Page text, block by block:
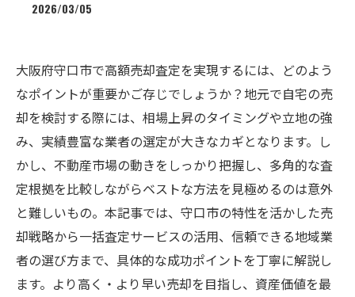
2026/03/05
大阪府守口市で高額売却査定を実現するには、どのよう
なポイントが重要かご存じでしょうか？地元で自宅の売
却を検討する際には、相場上昇のタイミングや立地の強
み、実績豊富な業者の選定が大きなカギとなります。し
かし、不動産市場の動きをしっかり把握し、多角的な査
定根拠を比較しながらベストな方法を見極めるのは意外
と難しいもの。本記事では、守口市の特性を活かした売
却戦略から一括査定サービスの活用、信頼できる地域業
者の選び方まで、具体的な成功ポイントを丁寧に解説し
ます。より高く・より早い売却を目指し、資産価値を最